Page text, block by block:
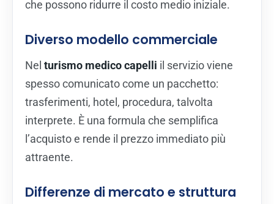
che possono ridurre il costo medio iniziale.
Diverso modello commerciale
Nel turismo medico capelli il servizio viene
spesso comunicato come un pacchetto:
trasferimenti, hotel, procedura, talvolta
interprete. È una formula che semplifica
l’acquisto e rende il prezzo immediato più
attraente.
Differenze di mercato e struttura